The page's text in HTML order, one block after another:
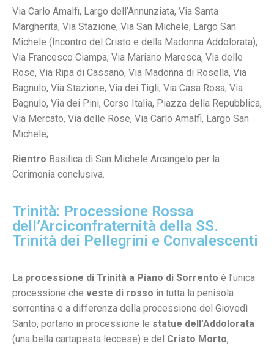
Via Carlo Amalfi, Largo dell’Annunziata, Via Santa
Margherita, Via Stazione, Via San Michele, Largo San
Michele (Incontro del Cristo e della Madonna Addolorata),
Via Francesco Ciampa, Via Mariano Maresca, Via delle
Rose, Via Ripa di Cassano, Via Madonna di Rosella, Via
Bagnulo, Via Stazione, Via dei Tigli, Via Casa Rosa, Via
Bagnulo, Via dei Pini, Corso Italia, Piazza della Repubblica,
Via Mercato, Via delle Rose, Via Carlo Amalfi, Largo San
Michele;
Rientro Basilica di San Michele Arcangelo per la
Cerimonia conclusiva.
Trinità: Processione Rossa
dell’Arciconfraternità della SS.
Trinità dei Pellegrini e Convalescenti
La processione di Trinità a Piano di Sorrento è l’unica
processione che veste di rosso in tutta la penisola
sorrentina e a differenza della processione del Giovedì
Santo, portano in processione le statue dell’Addolorata
(una bella cartapesta leccese) e del Cristo Morto,